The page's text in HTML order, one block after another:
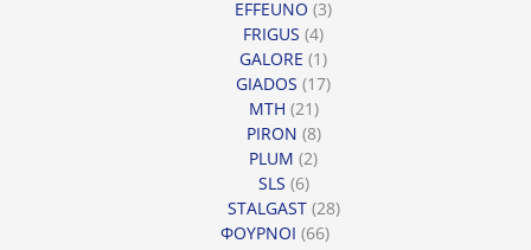
EFFEUNO 33
FRIGUS 44
προϊόντα
GALORE 11
προϊόν
GIADOS 1717
MTH 2121
προϊόντα
PIRON 88
προϊόντα
PLUM 22
SLS 66
προϊόντα
STALGAST 2828
ΦΟΥΡΝΟΙ 6666